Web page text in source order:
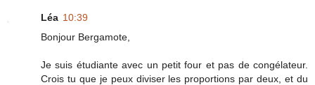
Léa 10:39
Bonjour Bergamote,
Je suis étudiante avec un petit four et pas de congélateur.
Crois tu que je peux diviser les proportions par deux, et du